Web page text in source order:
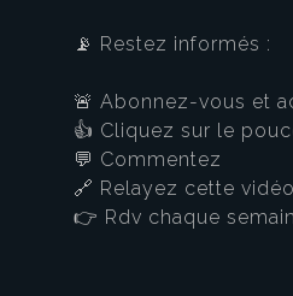
📡 Restez informés :
🚨 Abonnez-vous et
👍 Cliquez sur le
💬 Commentez
🔗 Relayez cette
👉 Rdv chaque